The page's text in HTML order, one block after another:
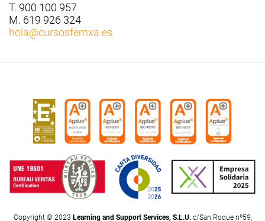
T. 900 100 957
M. 619 926 324
hola@cursosfemxa.es
Copyright © 2023 Learning and Support Services, S.L.U.c/San Roque nº59,